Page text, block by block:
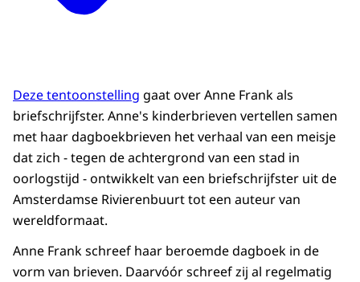
Deze tentoonstelling gaat over Anne Frank als
briefschrijfster. Anne's kinderbrieven vertellen samen
met haar dagboekbrieven het verhaal van een meisje
dat zich - tegen de achtergrond van een stad in
oorlogstijd - ontwikkelt van een briefschrijfster uit de
Amsterdamse Rivierenbuurt tot een auteur van
wereldformaat.
Anne Frank schreef haar beroemde dagboek in de
vorm van brieven. Daarvóór schreef zij al regelmatig